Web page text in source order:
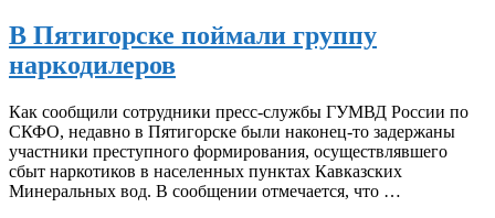
В Пятигорске поймали группу
наркодилеров
Как сообщили сотрудники пресс-службы ГУМВД России по
СКФО, недавно в Пятигорске были наконец-то задержаны
участники преступного формирования, осуществлявшего
сбыт наркотиков в населенных пунктах Кавказских
Минеральных вод. В сообщении отмечается, что …